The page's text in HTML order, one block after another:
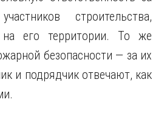
строительства,
на его территории. То же
безопасности — за их
и подрядчик отвечают, как